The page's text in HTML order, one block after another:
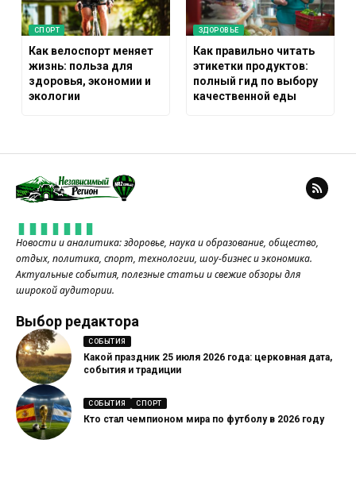
СПОРТ
Как велоспорт меняет
жизнь: польза для
здоровья, экономии и
экологии
ЗДОРОВЬЕ
Как правильно читать
этикетки продуктов:
полный гид по выбору
качественной еды
Новости и аналитика: здоровье, наука и образование, общество,
отдых, политика, спорт, технологии, шоу-бизнес и экономика.
Актуальные события, полезные статьи и свежие обзоры для
широкой аудитории.
Выбор редактора
СОБЫТИЯ
Какой праздник 25 июля 2026 года: церковная дата,
события и традиции
СОБЫТИЯ СПОРТ
Кто стал чемпионом мира по футболу в 2026 году